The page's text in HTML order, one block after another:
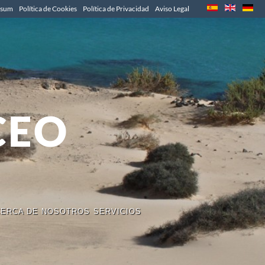
Política de Cookies Política de Privacidad Aviso Legal
DE NOSOTROS SERVICIOS